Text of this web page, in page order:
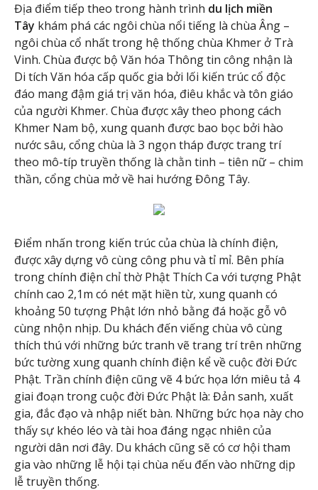
Địa điểm tiếp theo trong hành trình du lịch miền
Tây khám phá các ngôi chùa nổi tiếng là chùa Âng –
ngôi chùa cổ nhất trong hệ thống chùa Khmer ở Trà
Vinh. Chùa được bộ Văn hóa Thông tin công nhận là
Di tích Văn hóa cấp quốc gia bởi lối kiến trúc cổ độc
đáo mang đậm giá trị văn hóa, điêu khắc và tôn giáo
của người Khmer. Chùa được xây theo phong cách
Khmer Nam bộ, xung quanh được bao bọc bởi hào
nước sâu, cổng chùa là 3 ngọn tháp được trang trí
theo mô-típ truyền thống là chằn tinh – tiên nữ – chim
thần, cổng chùa mở về hai hướng Đông Tây.
Điểm nhấn trong kiến trúc của chùa là chính điện,
được xây dựng vô cùng công phu và tỉ mỉ. Bên phía
trong chính điện chỉ thờ Phật Thích Ca với tượng Phật
chính cao 2,1m có nét mặt hiền từ, xung quanh có
khoảng 50 tượng Phật lớn nhỏ bằng đá hoặc gỗ vô
cùng nhộn nhịp. Du khách đến viếng chùa vô cùng
thích thú với những bức tranh vẽ trang trí trên những
bức tường xung quanh chính điện kể về cuộc đời Đức
Phật. Trần chính điện cũng vẽ 4 bức họa lớn miêu tả 4
giai đoạn trong cuộc đời Đức Phật là: Đản sanh, xuất
gia, đắc đạo và nhập niết bàn. Những bức họa này cho
thấy sự khéo léo và tài hoa đáng ngạc nhiên của
người dân nơi đây. Du khách cũng sẽ có cơ hội tham
gia vào những lễ hội tại chùa nếu đến vào những dịp
lễ truyền thống.